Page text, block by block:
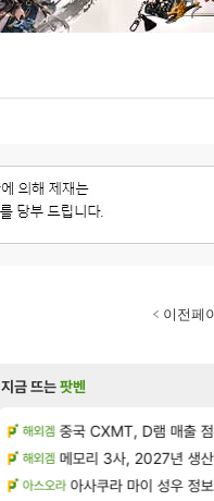
이전페
검은사막 펄없의 퍼주는듯하면
오버워치 D.mon 스킬셋 나왔다
리니지M 주말패키지 결과..... [5]
지금 뜨는팟벤
해외겜 중국 CXMT, D램 매출 점유
해외겜 메모리 3사, 2027년 생
아스오라 아사쿠라 마이 성우 정